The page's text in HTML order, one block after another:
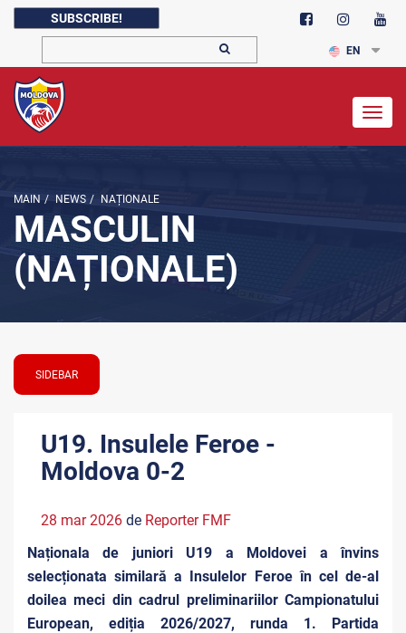
SUBSCRIBE!
EN
MAIN / NEWS / NAȚIONALE
MASCULIN
(NAȚIONALE)
SIDEBAR
U19. Insulele Feroe -
Moldova 0-2
28 mar 2026 de Reporter FMF
Naționala de juniori U19 a Moldovei a învins
selecționata similară a Insulelor Feroe în cel de-al
doilea meci din cadrul preliminariilor Campionatului
European, ediția 2026/2027, runda 1. Partida